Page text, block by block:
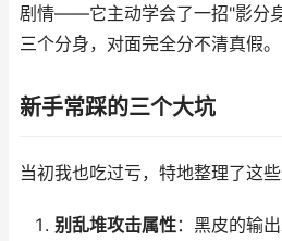
剧情——它主动学会了一招"影分
三个分身，对面完全分不清真假。
新手常踩的三个大坑
当初我也吃过亏，特地整理了这些
别乱堆攻击属性：黑皮的输